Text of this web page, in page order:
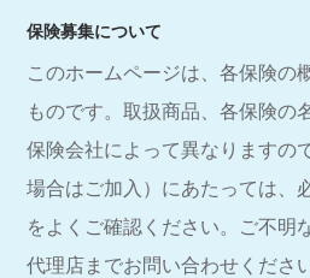
保険募集について
このホームページは、各保険の
ものです。取扱商品、各保険の
保険会社によって異なりますの
場合はご加入）にあたっては、
をよくご確認ください。ご不明
代理店までお問い合わせください